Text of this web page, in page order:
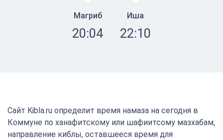
Магриб
20:04
Иша
22:10
Сайт Kibla.ru определит время намаза на сегодня в
Коммуне по ханафитскому или шафиитсому мазхабам,
направление киблы, оставшееся время для